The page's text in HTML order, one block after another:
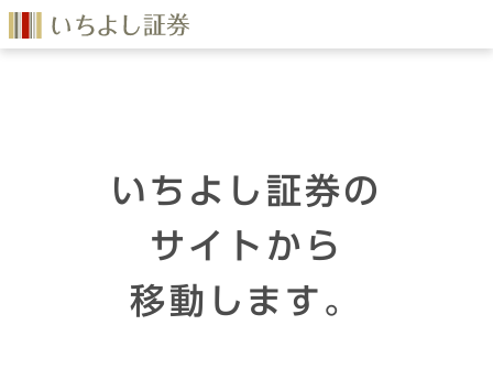
いちよし証券の
サイトから
移動します。